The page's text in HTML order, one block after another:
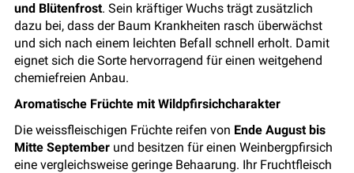
und Blütenfrost. Sein kräftiger Wuchs trägt zusätzlich
dazu bei, dass der Baum Krankheiten rasch überwächst
und sich nach einem leichten Befall schnell erholt. Damit
eignet sich die Sorte hervorragend für einen weitgehend
chemiefreien Anbau.
Aromatische Früchte mit Wildpfirsichcharakter
Die weissfleischigen Früchte reifen von Ende August bis
Mitte September und besitzen für einen Weinbergpfirsich
eine vergleichsweise geringe Behaarung. Ihr Fruchtfleisch